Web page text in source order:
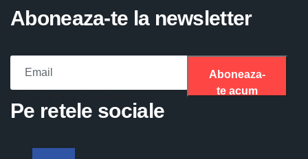
Aboneaza-te la newsletter
Aboneaza-
te acum
Pe retele sociale